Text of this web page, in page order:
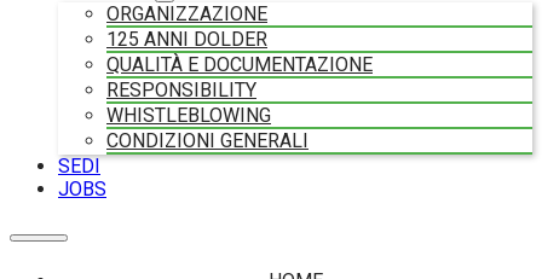
ORGANIZZAZIONE
125 ANNI DOLDER
QUALITÀ E DOCUMENTAZIONE
RESPONSIBILITY
WHISTLEBLOWING
CONDIZIONI GENERALI
SEDI
JOBS